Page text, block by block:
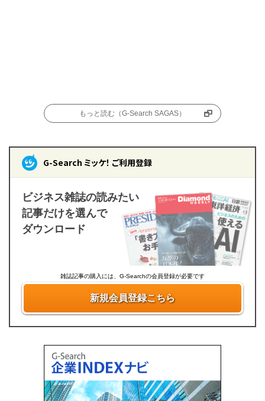
もっと読む（G-Search SAGAS）
G-Search ミッケ！ ご利用登録
ビジネス雑誌の読みたい
記事だけを選んで
ダウンロード
雑誌記事の購入には、G-Searchの会員登録が必要です
新規会員登録こちら